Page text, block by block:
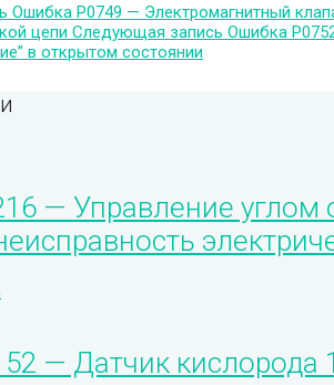
Ошибка P0749 — Электромагнитный
цепи Следующая запись Ошибка
в открытом состоянии
— Управление
— Датчик кислорода